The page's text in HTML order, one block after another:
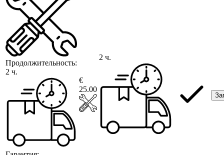
Продолжительность:
2 ч.
€
25.00
2 ч.